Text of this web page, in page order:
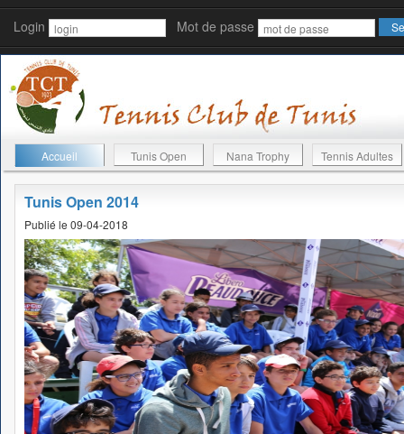
Login Mot de passe
Accueil Tunis Open Nana Trophy Tennis Adultes
Tunis Open 2014
Publié le 09-04-2018